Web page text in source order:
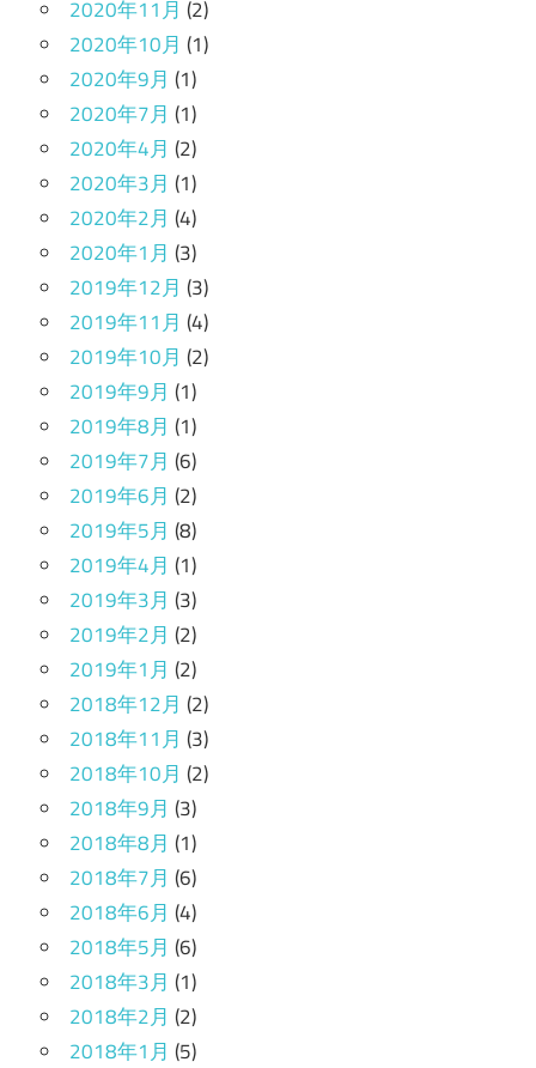
2020年11月 (2)
2020年10月 (1)
2020年9月 (1)
2020年7月 (1)
2020年4月 (2)
2020年3月 (1)
2020年2月 (4)
2020年1月 (3)
2019年12月 (3)
2019年11月 (4)
2019年10月 (2)
2019年9月 (1)
2019年8月 (1)
2019年7月 (6)
2019年6月 (2)
2019年5月 (8)
2019年4月 (1)
2019年3月 (3)
2019年2月 (2)
2019年1月 (2)
2018年12月 (2)
2018年11月 (3)
2018年10月 (2)
2018年9月 (3)
2018年8月 (1)
2018年7月 (6)
2018年6月 (4)
2018年5月 (6)
2018年3月 (1)
2018年2月 (2)
2018年1月 (5)